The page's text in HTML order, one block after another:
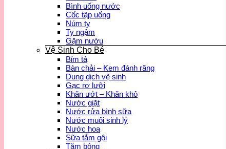
Bình uống nước
Cốc tập uống
Núm ty
Ty ngậm
Gặm nướu
Vệ Sinh Cho Bé
Bỉm tả
Bàn chải – Kem đánh răng
Dung dịch vệ sinh
Gạc rơ lưỡi
Khăn ướt – Khăn khô
Nước giặt
Nước rửa bình sữa
Nước muối sinh lý
Nước hoa
Sữa tắm gội
Tăm bông